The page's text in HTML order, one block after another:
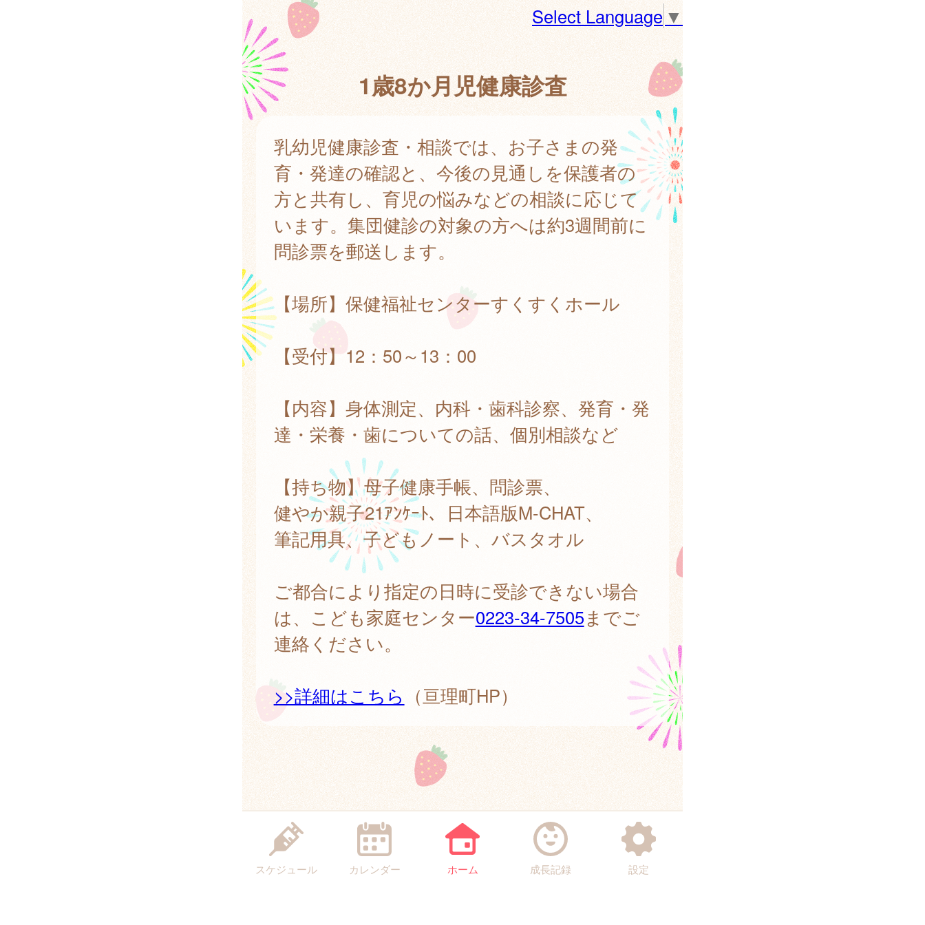
Select Language▼
1歳8か月児健康診査
乳幼児健康診査・相談では、お子さまの発
育・発達の確認と、今後の見通しを保護者の
方と共有し、育児の悩みなどの相談に応じて
います。集団健診の対象の方へは約3週間前に
問診票を郵送します。
【場所】保健福祉センターすくすくホール
【受付】12：50～13：00
【内容】身体測定、内科・歯科診察、発育・発
達・栄養・歯についての話、個別相談など
【持ち物】母子健康手帳、問診票、
健やか親子21ｱﾝｹｰﾄ、日本語版M-CHAT、
筆記用具、子どもノート、バスタオル
ご都合により指定の日時に受診できない場合
は、こども家庭センター0223-34-7505までご
連絡ください。
>>詳細はこちら （亘理町HP）
スケジュール カレンダー ホーム 成長記録 設定